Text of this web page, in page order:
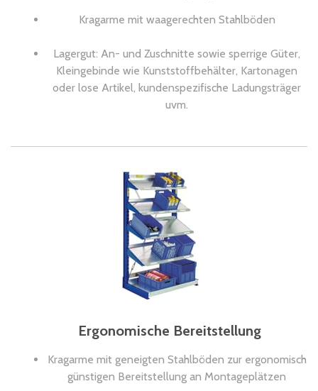
Kragarme mit waagerechten Stahlböden
Lagergut: An- und Zuschnitte sowie sperrige Güter,
Kleingebinde wie Kunststoffbehälter, Kartonagen
oder lose Artikel, kundenspezifische Ladungsträger
uvm.
Ergonomische Bereitstellung
Kragarme mit geneigten Stahlböden zur ergonomisch
günstigen Bereitstellung an Montageplätzen